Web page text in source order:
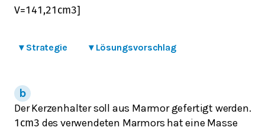
V=141,21 cm3]
▾ Strategie ▾ Lösungsvorschlag
Der Kerzenhalter soll aus Marmor gefertigt werden.
1 cm3 des verwendeten Marmors hat eine Masse